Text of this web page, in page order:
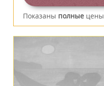
Показаны полные цены